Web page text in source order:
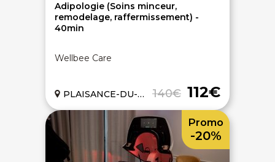
Adipologie (Soins minceur,
remodelage, raffermissement) -
40min
Wellbee Care
140€ 112€
PLAISANCE-DU-TOUCH (31)
Promo
-20%